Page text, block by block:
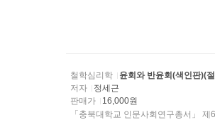
철학심리학
윤회와 반윤회(색인판)(
저자
정세근
판매가
16,000원
「충북대학교 인문사회연구총서」